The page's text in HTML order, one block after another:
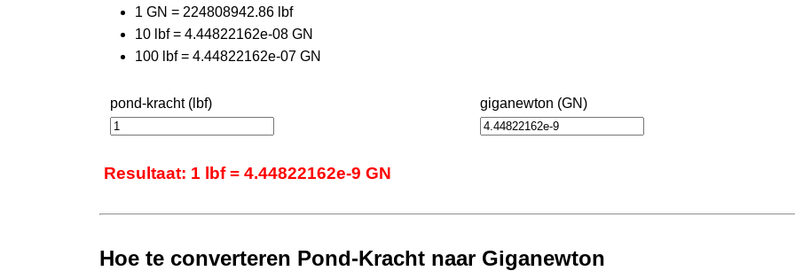
1 GN = 224808942.86 lbf
10 lbf = 4.44822162e-08 GN
100 lbf = 4.44822162e-07 GN
pond-kracht (lbf) giganewton (GN)
Resultaat: 1 lbf = 4.44822162e-9 GN
Hoe te converteren Pond-Kracht naar Giganewton